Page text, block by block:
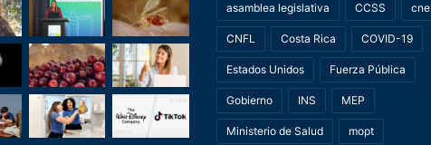
asamblea legislativa CCSS cne
CNFL Costa Rica COVID-19
Estados Unidos Fuerza Pública
Gobierno INS MEP
Ministerio de Salud mopt